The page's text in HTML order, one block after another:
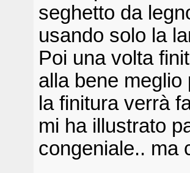
seghetto da
usando solo la
Poi una volta
alla bene
la finitura verrà
mi ha illustrato
congeniale.. ma